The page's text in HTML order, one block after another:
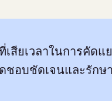
สียเวลาในการคัด
ชอบชัดเจนและรัก